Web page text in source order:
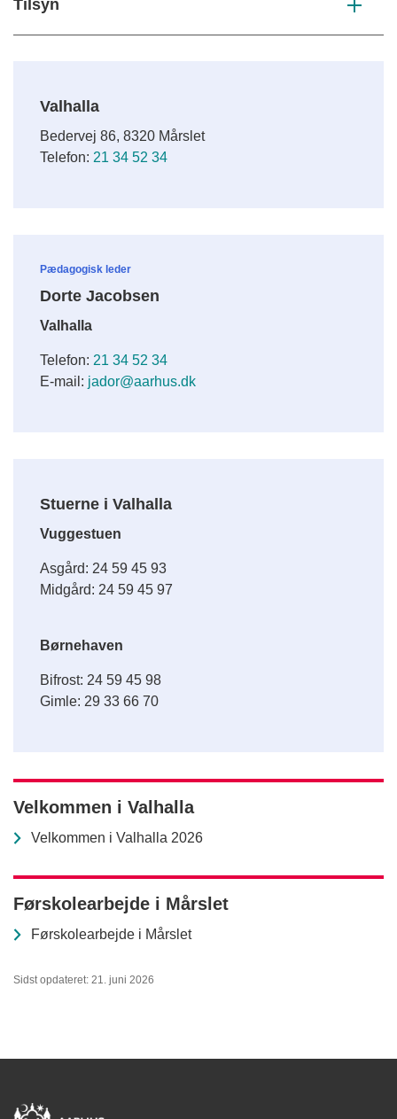
Tilsyn
Valhalla
Bedervej 86, 8320 Mårslet
Telefon: 21 34 52 34
Pædagogisk leder
Dorte Jacobsen
Valhalla
Telefon: 21 34 52 34
E-mail: jador@aarhus.dk
Stuerne i Valhalla
Vuggestuen
Asgård: 24 59 45 93
Midgård: 24 59 45 97
Børnehaven
Bifrost: 24 59 45 98
Gimle: 29 33 66 70
Velkommen i Valhalla
Velkommen i Valhalla 2026
Førskolearbejde i Mårslet
Førskolearbejde i Mårslet
Sidst opdateret: 21. juni 2026